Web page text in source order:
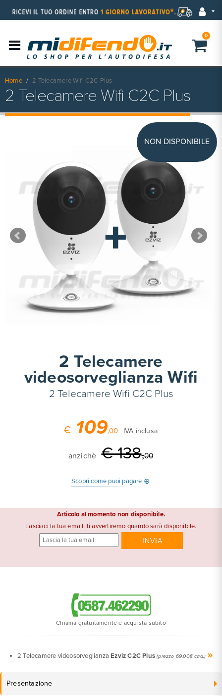
0
Home 2 Telecamere Wifi C2C Plus
2 Telecamere Wifi C2C Plus
NON DISPONIBILE
2 Telecamere
videosorveglianza Wifi
2 Telecamere Wifi C2C Plus
€ 109,00 IVA inclusa
anzichè € 138,00
Scopri come puoi pagare ⊕
Articolo al momento non disponibile.
Lasciaci la tua email, ti avvertiremo quando sarà disponibile.
Chiama gratuitamente e acquista subito
2 Telecamere videosorveglianzaEzviz C2C Plus (prezzo 69,00€ cad.) »
Presentazione